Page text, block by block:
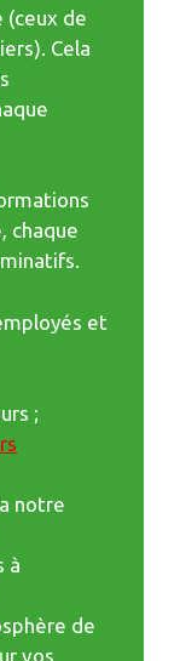
(ceux de
Cela
chaque
et
;
notre
à
de
vos